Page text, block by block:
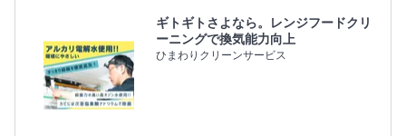
ギトギトさよなら。レンジフードクリ
ーニングで換気能力向上
ひまわりクリーンサービス